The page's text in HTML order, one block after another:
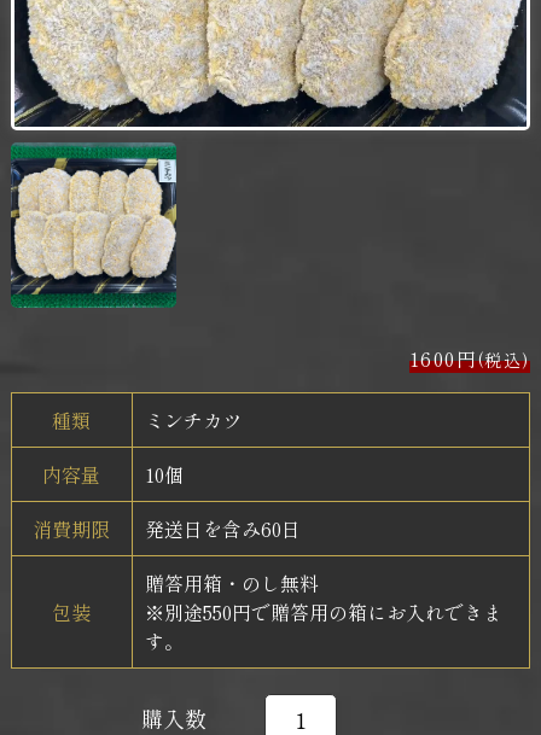
1600円(税込)
種類
ミンチカツ
内容量
10個
消費期限
発送日を含み60日
包装
贈答用箱・のし無料
※別途550円で贈答用の箱にお入れできま
す。
購入数